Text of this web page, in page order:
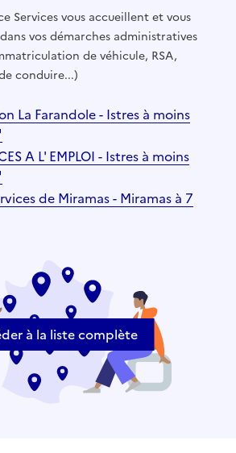
Services vous accueillent et vous
vos démarches administratives
de véhicule, RSA,
conduire...)
La Farandole - Istres à moins
A L' EMPLOI - Istres à moins
de Miramas - Miramas à 7
à la liste complète